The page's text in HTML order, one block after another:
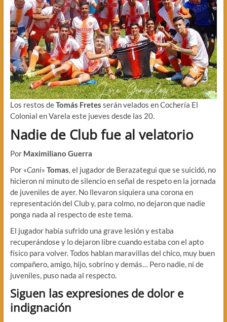
Los restos deTomás Fretes serán velados en Cochería El
Colonial en Varela este jueves desde las 20.
Nadie de Club fue al velatorio
Por Maximiliano Guerra
Por «Cani» Tomas, el jugador de Berazategui que se suicidó, no
hicieron ni minuto de silencio en señal de respeto en la jornada
de juveniles de ayer. No llevaron siquiera una corona en
representación del Club y, para colmo, no dejaron que nadie
ponga nada al respecto de este tema.
El jugador había sufrido una grave lesión y estaba
recuperándose y lo dejaron libre cuando estaba con el apto
físico para volver. Todos hablan maravillas del chico, muy buen
compañero, amigo, hijo, sobrino y demás… Pero nadie, ni de
juveniles, puso nada al respecto.
Siguen las expresiones de dolor e
indignación